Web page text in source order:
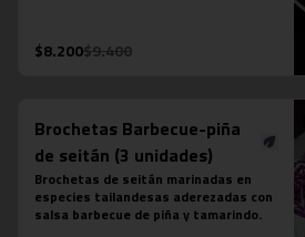
contiene salsa de ostra ni salsa de
pescado.
$8.200$9.400
Brochetas Barbecue-piña
de seitán (3 unidades)
Brochetas de seitán marinadas en
especies tailandesas aderezadas con
salsa barbecue de piña y tamarindo.